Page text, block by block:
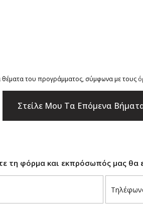
θέματα του προγράμματος, σύμφωνα με τους
τη φόρμα και εκπρόσωπός μας θα